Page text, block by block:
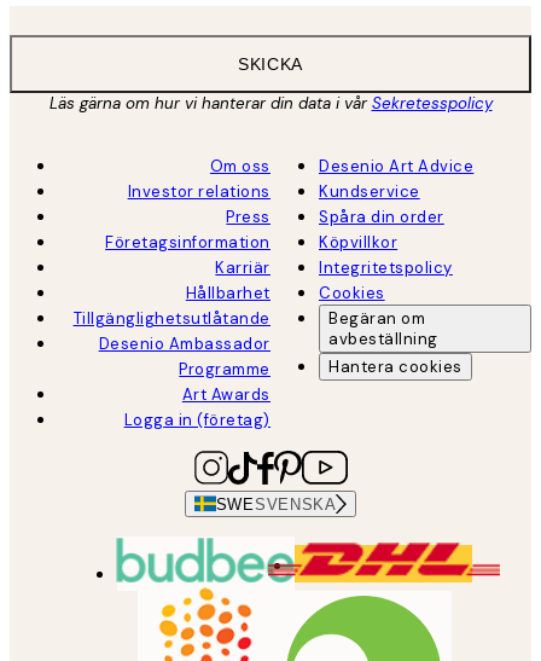
SKICKA
Läs gärna om hur vi hanterar din data i vårSekretesspolicy
Om oss
Investor relations
Press
Företagsinformation
Karriär
Hållbarhet
Tillgänglighetsutlåtande
Desenio Ambassador
Programme
Art Awards
Logga in (företag)
Desenio Art Advice
Kundservice
Spåra din order
Köpvillkor
Integritetspolicy
Cookies
Begäran om
avbeställning
Hantera cookies
SWESVENSKA